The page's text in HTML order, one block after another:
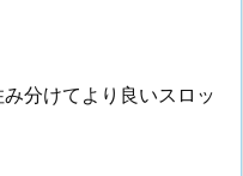
分けてより良いスロッ